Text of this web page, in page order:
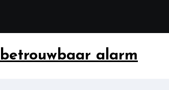
alarm